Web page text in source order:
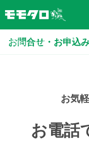
お電話・メール・LINEの3つ
お問合せください
お問合せ・お申込
お気
お電話